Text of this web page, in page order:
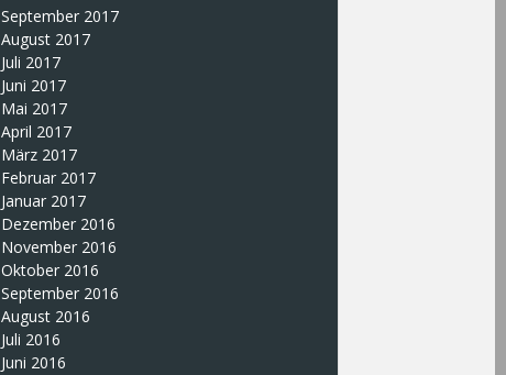
September 2017
August 2017
Juli 2017
Juni 2017
Mai 2017
April 2017
März 2017
Februar 2017
Januar 2017
Dezember 2016
November 2016
Oktober 2016
September 2016
August 2016
Juli 2016
Juni 2016